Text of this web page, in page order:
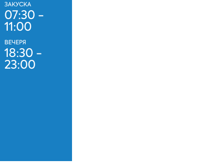
ЗАКУСКА
07:30 -
11:00
ВЕЧЕРЯ
18:30 -
23:00